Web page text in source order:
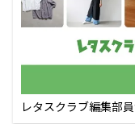
レタスクラブ編集部